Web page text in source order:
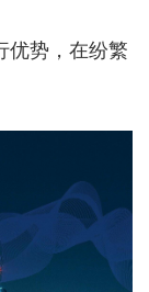
优势，在纷繁